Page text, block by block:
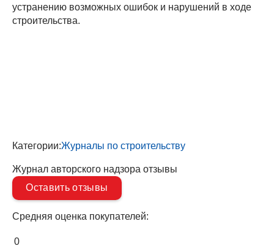
устранению возможных ошибок и нарушений в ходе
строительства.
Категории:Журналы по строительству
Журнал авторского надзора отзывы
Оставить отзывы
Средняя оценка покупателей:
0